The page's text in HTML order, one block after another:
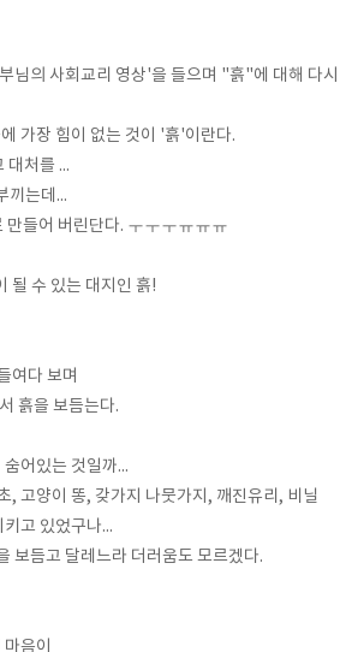
님의 사회교리 영상'을 들으며 "흙"에 대해 다
가장 힘이 없는 것이 '흙'이란다.
대처를 ...
끼는데...
만들어 버린단다. ㅜㅜㅜㅠㅠㅠ
될 수 있는 대지인 흙!
여다 보며
흙을 보듬는다.
어있는 것일까...
, 고양이 똥, 갖가지 나뭇가지, 깨진유리, 비닐
고 있었구나...
보듬고 달레느라 더러움도 모르겠다.
음이